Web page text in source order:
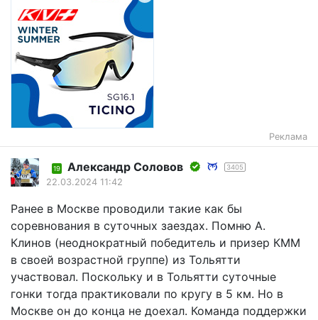
Реклама
19 Александр Соловов 3405
22.03.2024 11:42
Ранее в Москве проводили такие как бы
соревнования в суточных заездах. Помню А.
Клинов (неоднократный победитель и призер КММ
в своей возрастной группе) из Тольятти
участвовал. Поскольку и в Тольятти суточные
гонки тогда практиковали по кругу в 5 км. Но в
Москве он до конца не доехал. Команда поддержки